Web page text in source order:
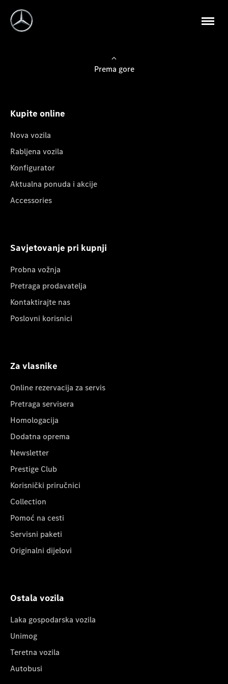
Prema gore
Kupite online
Nova vozila
Rabljena vozila
Konfigurator
Aktualna ponuda i akcije
Accessories
Savjetovanje pri kupnji
Probna vožnja
Pretraga prodavatelja
Kontaktirajte nas
Poslovni korisnici
Za vlasnike
Online rezervacija za servis
Pretraga servisera
Homologacija
Dodatna oprema
Newsletter
Prestige Club
Korisnički priručnici
Collection
Pomoć na cesti
Servisni paketi
Originalni dijelovi
Ostala vozila
Laka gospodarska vozila
Unimog
Teretna vozila
Autobusi